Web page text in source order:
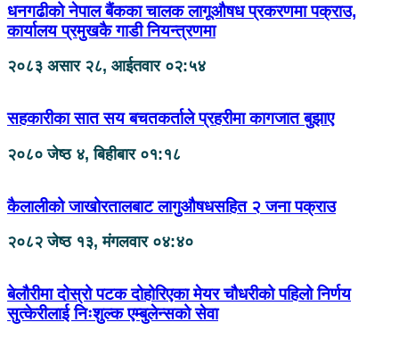
धनगढीको नेपाल बैंकका चालक लागूऔषध प्रकरणमा पक्राउ,
कार्यालय प्रमुखकै गाडी नियन्त्रणमा
२०८३ असार २८, आईतवार ०२:५४
सहकारीका सात सय बचतकर्ताले प्रहरीमा कागजात बुझाए
२०८० जेष्ठ ४, बिहीबार ०१:१८
कैलालीको जाखोरतालबाट लागुऔषधसहित २ जना पक्राउ
२०८२ जेष्ठ १३, मंगलवार ०४:४०
बेलौरीमा दोस्रो पटक दोहोरिएका मेयर चौधरीको पहिलो निर्णय
सुत्केरीलाई निःशुल्क एम्बुलेन्सको सेवा